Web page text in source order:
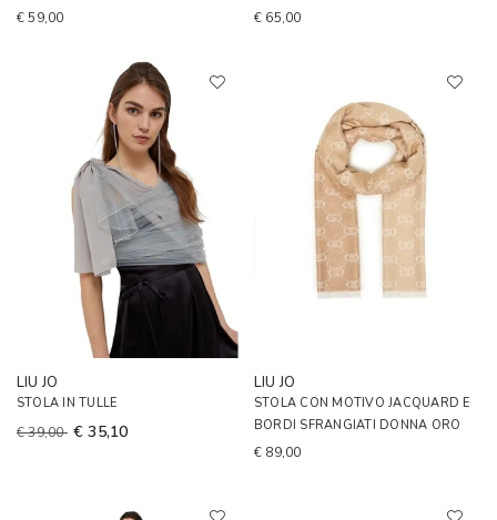
€ 59,00 € 65,00
LIU JO
STOLA IN TULLE
€ 39,00 € 35,10
LIU JO
STOLA CON MOTIVO JACQUARD E
BORDI SFRANGIATI DONNA ORO
€ 89,00